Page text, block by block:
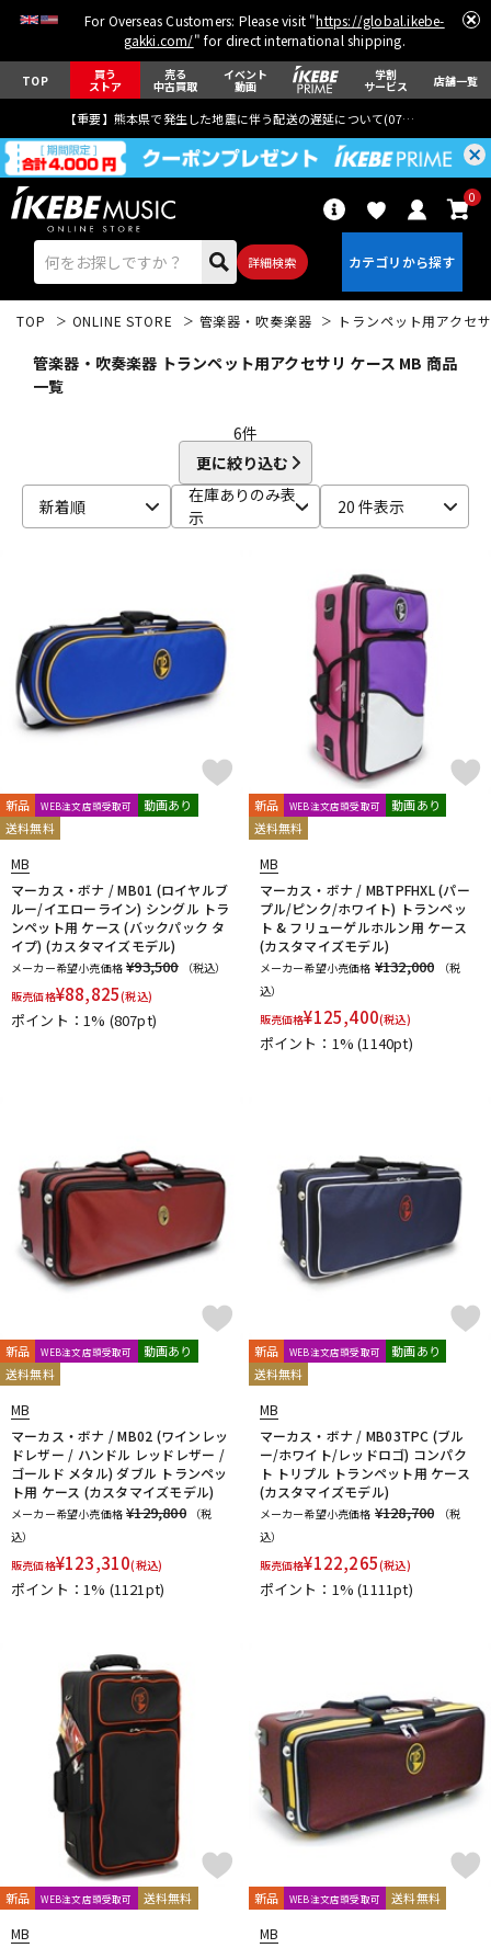
For Overseas Customers: Please visit "https://global.ikebe-
gakki.com/" for direct international shipping.
TOP 買う
ストア
売る
中古買取
イベント
動画
学割
サービス 店舗一覧
【重要】熊本県で発生した地震に伴う配送の遅延について(07月29日
詳細検索
0
ベース ウクレレ
パーカッション
キーボード 電子ピアノ
その他楽器
DJ機器 DTM
DTM オンライン納品
中古 ヴィンテージ
TOP ONLINE STORE 管楽器・吹奏楽器 トランペット用アクセ
管楽器・吹奏楽器 トランペット用アクセサリ ケース MB 商品
一覧
6件
更に絞り込む
新着順
在庫ありのみ表
示
20 件表示
新品 WEB注文店頭受取可
動画あり
送料無料
MB
マーカス・ボナ / MB01 (ロイヤルブ
ルー/イエローライン) シングル トラ
ンペット用 ケース (バックパック タ
イプ) (カスタマイズモデル)
メーカー希望小売価格 ¥93,500
（税込）
販売価格¥88,825(税込)
ポイント：1% (807pt)
新品 WEB注文店頭受取可
動画あり
送料無料
MB
マーカス・ボナ / MBTPFHXL (パー
プル/ピンク/ホワイト) トランペッ
ト & フリューゲルホルン用 ケース
(カスタマイズモデル)
メーカー希望小売価格 ¥132,000
（税
込）
販売価格¥125,400(税込)
ポイント：1%(1140pt)
新品 WEB注文店頭受取可
動画あり
送料無料
MB
マーカス・ボナ / MB02 (ワインレッ
ドレザー / ハンドル レッドレザー /
ゴールド メタル) ダブル トランペッ
ト用 ケース (カスタマイズモデル)
メーカー希望小売価格 ¥129,800
（税
込）
販売価格¥123,310(税込)
ポイント：1% (1121pt)
新品 WEB注文店頭受取可
動画あり
送料無料
MB
マーカス・ボナ / MB03TPC (ブル
ー/ホワイト/レッドロゴ) コンパク
ト トリプル トランペット用 ケース
(カスタマイズモデル)
メーカー希望小売価格 ¥128,700
（税
込）
販売価格¥122,265(税込)
ポイント：1%(1111pt)
新品 WEB注文店頭受取可 送料無料
MB
新品 WEB注文店頭受取可 送料無料
MB